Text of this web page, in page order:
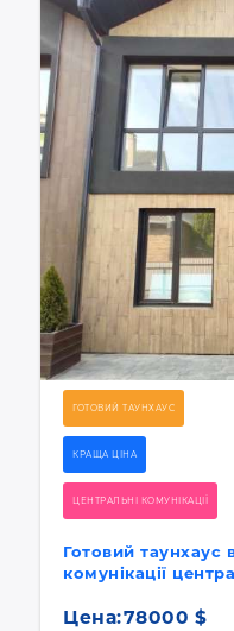
ГОТОВИЙ ТАУНХАУС
КРАЩА ЦІНА
ЦЕНТРАЛЬНІ КОМУНІКАЦІЇ
Готовий таунхаус
комунікації
Цена:78000 $